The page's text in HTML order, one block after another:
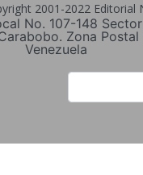
2001-2022 Editorial
No. 107-148
Zona Postal
Venezuela